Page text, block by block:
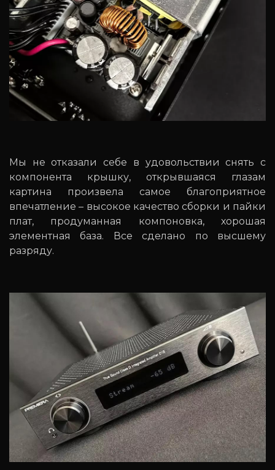
Мы не отказали себе в удовольствии снять с
компонента крышку, открывшаяся глазам
картина произвела самое благоприятное
впечатление – высокое качество сборки и пайки
плат, продуманная компоновка, хорошая
элементная база. Все сделано по высшему
разряду.